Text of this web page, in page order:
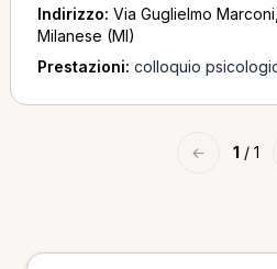
Indirizzo: Via Guglielmo
Milanese (MI)
Prestazioni: colloquio
← 1 / 1